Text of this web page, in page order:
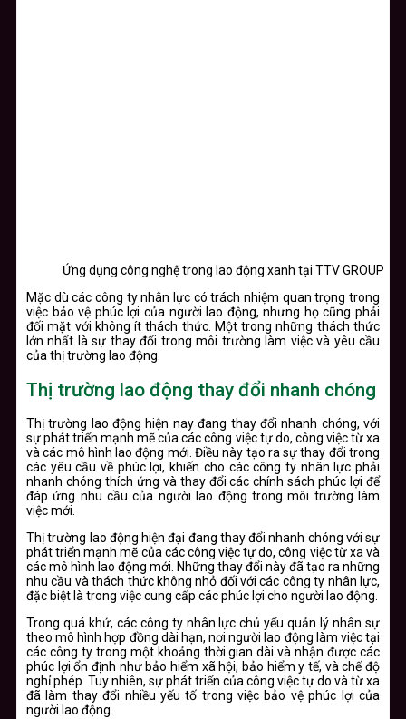
Ứng dụng công nghệ trong lao động xanh tại TTV GROUP
Mặc dù các công ty nhân lực có trách nhiệm quan trọng trong
việc bảo vệ phúc lợi của người lao động, nhưng họ cũng phải
đối mặt với không ít thách thức. Một trong những thách thức
lớn nhất là sự thay đổi trong môi trường làm việc và yêu cầu
của thị trường lao động.
Thị trường lao động thay đổi nhanh chóng
Thị trường lao động hiện nay đang thay đổi nhanh chóng, với
sự phát triển mạnh mẽ của các công việc tự do, công việc từ xa
và các mô hình lao động mới. Điều này tạo ra sự thay đổi trong
các yêu cầu về phúc lợi, khiến cho các công ty nhân lực phải
nhanh chóng thích ứng và thay đổi các chính sách phúc lợi để
đáp ứng nhu cầu của người lao động trong môi trường làm
việc mới.
Thị trường lao động hiện đại đang thay đổi nhanh chóng với sự
phát triển mạnh mẽ của các công việc tự do, công việc từ xa và
các mô hình lao động mới. Những thay đổi này đã tạo ra những
nhu cầu và thách thức không nhỏ đối với các công ty nhân lực,
đặc biệt là trong việc cung cấp các phúc lợi cho người lao động.
Trong quá khứ, các công ty nhân lực chủ yếu quản lý nhân sự
theo mô hình hợp đồng dài hạn, nơi người lao động làm việc tại
các công ty trong một khoảng thời gian dài và nhận được các
phúc lợi ổn định như bảo hiểm xã hội, bảo hiểm y tế, và chế độ
nghỉ phép. Tuy nhiên, sự phát triển của công việc tự do và từ xa
đã làm thay đổi nhiều yếu tố trong việc bảo vệ phúc lợi của
người lao động.